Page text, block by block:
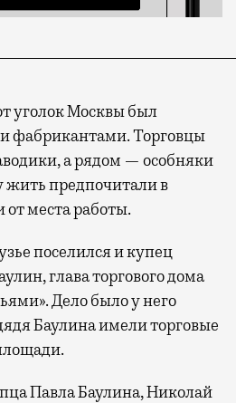
уголок Москвы был
фабрикантами. Торговцы
а рядом — особняки
жить предпочитали в
от места работы.
поселился и купец
глава торгового дома
Дело было у него
Баулина имели торговые
Павла Баулина, Николай